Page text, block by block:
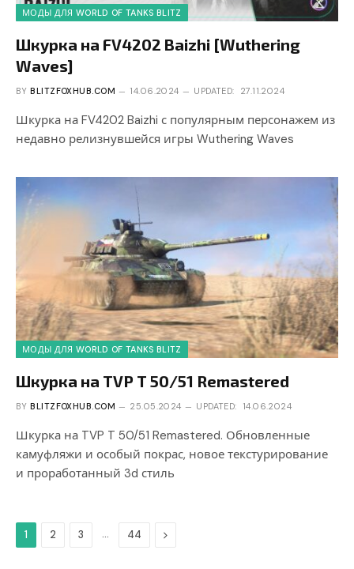
МОДЫ ДЛЯ WORLD OF TANKS BLITZ
Шкурка на FV4202 Baizhi [Wuthering
Waves]
BY BLITZFOXHUB.COM 14.06.2024 UPDATED: 27.11.2024
Шкурка на FV4202 Baizhi с популярным персонажем из
недавно релизнувшейся игры Wuthering Waves
МОДЫ ДЛЯ WORLD OF TANKS BLITZ
Шкурка на TVP T 50/51 Remastered
BY BLITZFOXHUB.COM 25.05.2024 UPDATED: 14.06.2024
Шкурка на TVP T 50/51 Remastered. Обновленные
камуфляжи и особый покрас, новое текстурирование
и проработанный 3d стиль
1 2 3 … 44 Next